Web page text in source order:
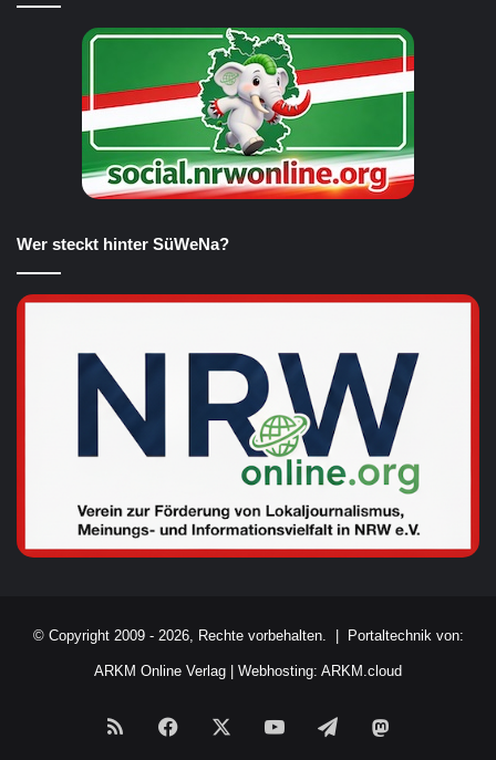
Wer steckt hinter SüWeNa?
© Copyright 2009 - 2026, Rechte vorbehalten. | Portaltechnik von:
ARKM Online Verlag Webhosting: ARKM.cloud
RSS Facebook YouTubeTelegram